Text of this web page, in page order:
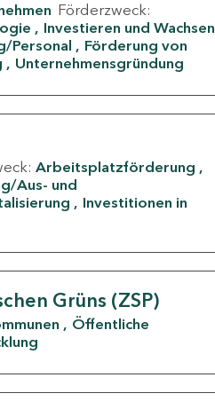
Förderzweck:
Investieren und Wachsen
Personal
Förderung von
Unternehmensgründung
Arbeitsplatzförderung
Aus- und
Investitionen in
Grüns (ZSP)
Öffentliche